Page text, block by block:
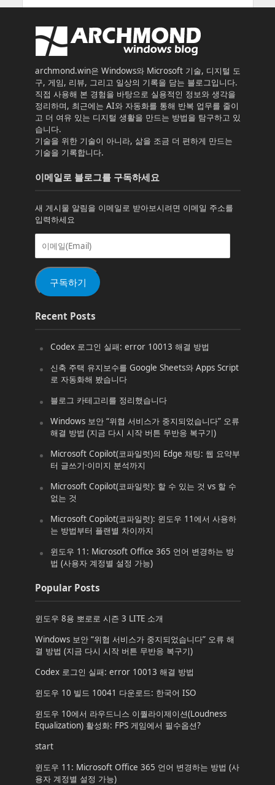
archmond.win은 Windows와 Microsoft 기술, 디지털 도
구, 게임, 리뷰, 그리고 일상의 기록을 담는 블로그입니다.
직접 사용해 본 경험을 바탕으로 실용적인 정보와 생각을
정리하며, 최근에는 AI와 자동화를 통해 반복 업무를 줄이
고 더 여유 있는 디지털 생활을 만드는 방법을 탐구하고 있
습니다.
기술을 위한 기술이 아니라, 삶을 조금 더 편하게 만드는
기술을 기록합니다.
이메일로 블로그를 구독하세요
새 게시물 알림을 이메일로 받아보시려면 이메일 주소를
입력하세요
(Email)
구독하기
Recent Posts
Codex 로그인 실패: error 10013 해결 방법
신축 주택 유지보수를 Google Sheets와 Apps Script
로 자동화해 봤습니다
블로그 카테고리를 정리했습니다
Windows 보안 “위협 서비스가 중지되었습니다” 오류
해결 방법 (지금 다시 시작 버튼 무반응 복구기)
Microsoft Copilot(코파일럿)의 Edge 채팅: 웹 요약부
터 글쓰기·이미지 분석까지
Microsoft Copilot(코파일럿): 할 수 있는 것 vs 할 수
없는 것
Microsoft Copilot(코파일럿): 윈도우 11에서 사용하
는 방법부터 플랜별 차이까지
윈도우 11: Microsoft Office 365 언어 변경하는 방
법 (사용자 계정별 설정 가능)
Popular Posts
윈도우 8용 뽀로로 시즌 3 LITE 소개
Windows 보안 “위협 서비스가 중지되었습니다” 오류 해
결 방법 (지금 다시 시작 버튼 무반응 복구기)
Codex 로그인 실패: error 10013 해결 방법
윈도우 10 빌드 10041 다운로드: 한국어 ISO
윈도우 10에서 라우드니스 이퀄라이제이션(Loudness
Equalization) 활성화: FPS 게임에서 필수옵션?
start
윈도우 11: Microsoft Office 365 언어 변경하는 방법 (사
용자 계정별 설정 가능)